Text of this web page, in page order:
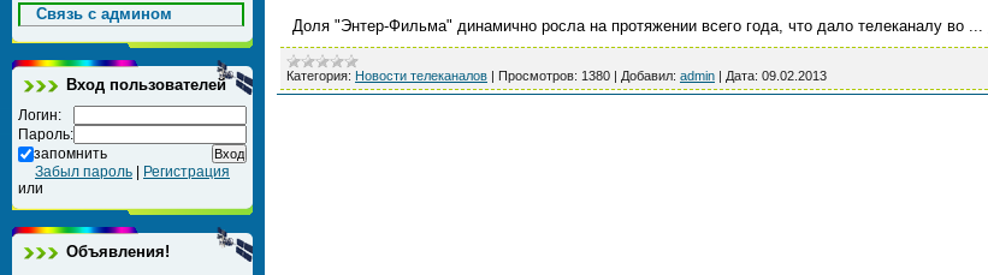
Cвязь с админом
Вход пользователей
Логин:
Пароль:
запомнить
Забыл пароль
Регистрация
или
Объявления!
Доля "Энтер-Фильма" динамично росла на протяжении всего года, что дало телеканалу во ...
Категория: Новости телеканалов | Просмотров: 1380 | Добавил: admin | Дата: 09.02.2013